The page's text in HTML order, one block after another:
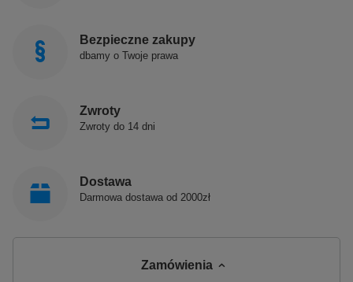
Bezpieczne zakupy
dbamy o Twoje prawa
Zwroty
Zwroty do 14 dni
Dostawa
Darmowa dostawa od 2000zł
Zamówienia